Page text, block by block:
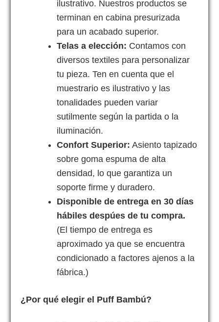
ilustrativo. Nuestros productos se
terminan en cabina presurizada
para un acabado superior.
Telas a elección: Contamos con
diversos textiles para personalizar
tu pieza. Ten en cuenta que el
muestrario es ilustrativo y las
tonalidades pueden variar
sutilmente según la partida o la
iluminación.
Confort Superior: Asiento tapizado
sobre goma espuma de alta
densidad, lo que garantiza un
soporte firme y duradero.
Disponible de entrega en 30 días
hábiles despúes de tu compra.
(El tiempo de entrega es
aproximado ya que se encuentra
condicionado a factores ajenos a la
fábrica.)
¿Por qué elegir el Puff Bambú?